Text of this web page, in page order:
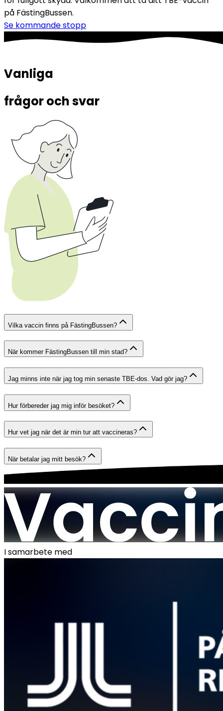
på FästingBussen.
Se kommande stopp
Vanliga
frågor och svar
Vilka vaccin finns på FästingBussen?
När kommer FästingBussen till min stad?
Jag minns inte när jag tog min senaste TBE-dos. Vad gör jag?
Hur förbereder jag mig inför besöket?
Hur vet jag när det är min tur att vaccineras?
När betalar jag mitt besök?
I samarbete med